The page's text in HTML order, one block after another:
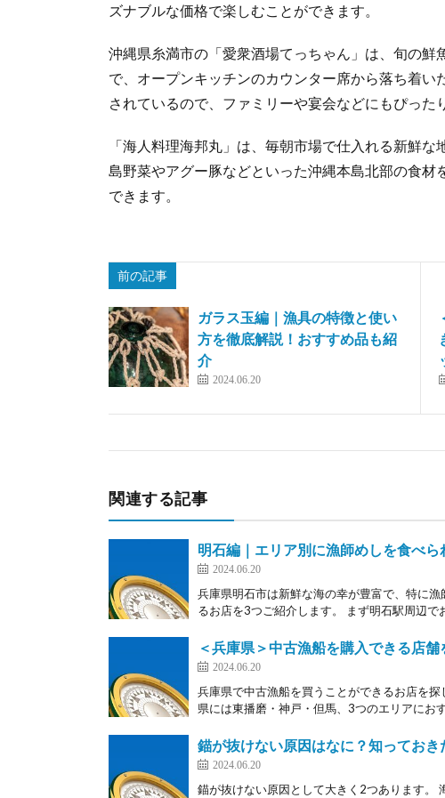
ズナブルな価格で楽しむことができます。
沖縄県糸満市の「愛衆酒場てっちゃん」は、旬の
で、オープンキッチンのカウンター席から落ち着
されているので、ファミリーや宴会などにもぴった
「海人料理海邦丸」は、毎朝市場で仕入れる新鮮
島野菜やアグー豚などといった沖縄本島北部の食
できます。
前の記事
ガラス玉編｜漁具の特徴と使い
方を徹底解説！おすすめ品も紹
介
2024.06.20
関連する記事
明石編｜エリア別に漁師めしを食べ
2024.06.20
兵庫県明石市は新鮮な海の幸が豊富で、特に
るお店を3つご紹介します。 まず明石駅周辺で
＜兵庫県＞中古漁船を購入できる店
2024.06.20
兵庫県で中古漁船を買うことができるお店を
県には東播磨・神戸・但馬、3つのエリアにお
錨が抜けない原因はなに？知ってお
2024.06.20
錨が抜けない原因として大きく2つあります。